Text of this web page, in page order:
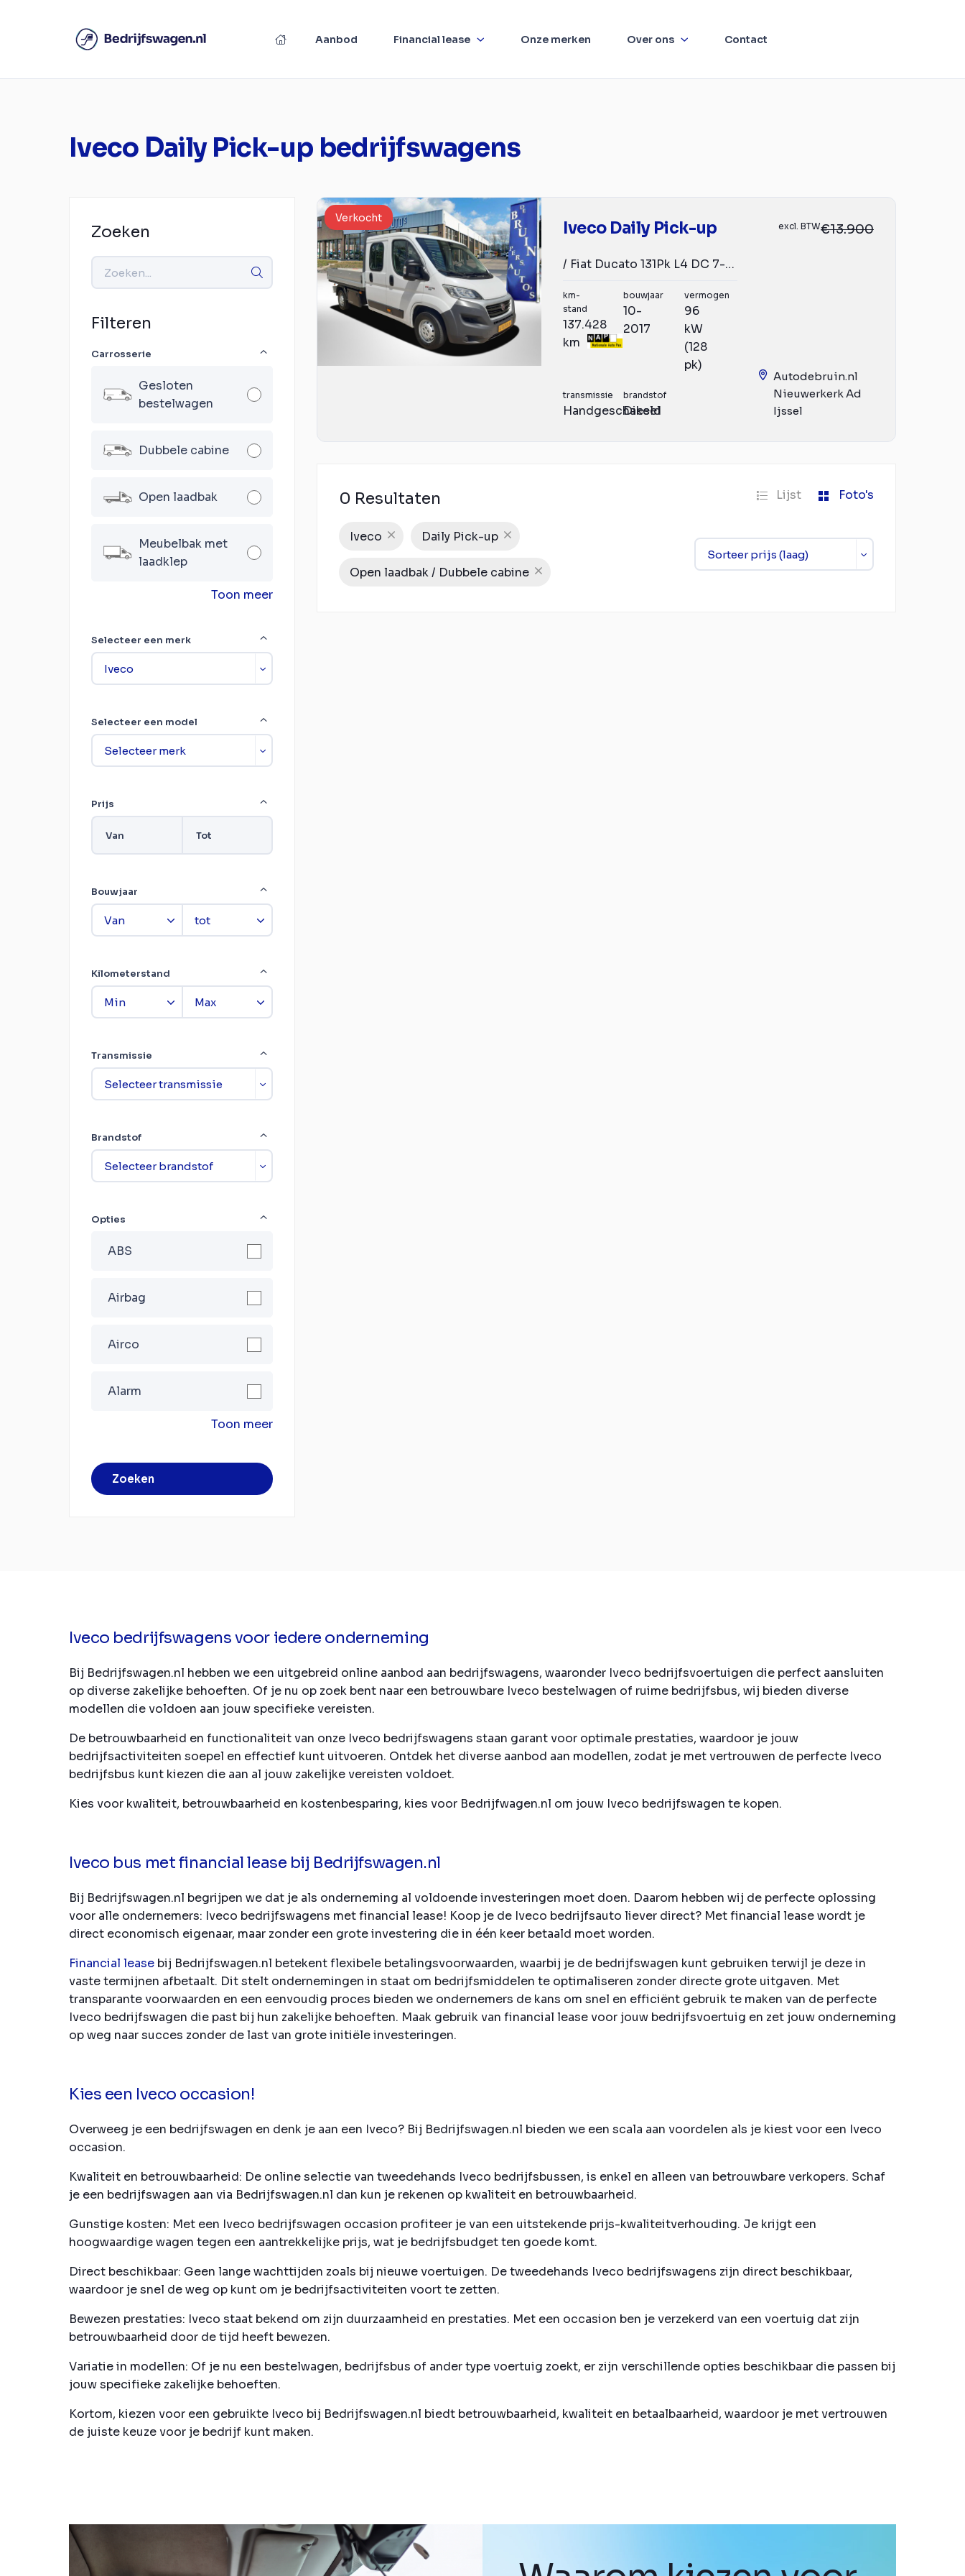
Aanbod Financial lease Onze merken Over ons Contact
Iveco Daily Pick-up bedrijfswagens
Zoeken
Filteren
Carrosserie
Gesloten
bestelwagen
Dubbele cabine
Open laadbak
Meubelbak met
laadklep
Toon meer
Selecteer een merk
Selecteer een model
Prijs
Van Tot
Bouwjaar
Kilometerstand
Transmissie
Brandstof
Opties
ABS
Airbag
Airco
Alarm
Toon meer
Zoeken
Verkocht
Iveco Daily Pick-up
/ Fiat Ducato 131Pk L4 DC 7-pers. Dubbelcabine Airco Trek...
excl. BTW€13.900
km-
stand
137.428
km
bouwjaar
10-
2017
vermogen
96
kW
(128
pk)
transmissie
Handgeschakeld
brandstof
Diesel
Autodebruin.nl
Nieuwerkerk Ad
Ijssel
0 Resultaten Lijst Foto's
Iveco Daily Pick-up
Open laadbak / Dubbele cabine
Iveco bedrijfswagens voor iedere onderneming
Bij Bedrijfswagen.nl hebben we een uitgebreid online aanbod aan bedrijfswagens, waaronder Iveco bedrijfsvoertuigen die perfect aansluiten
op diverse zakelijke behoeften. Of je nu op zoek bent naar een betrouwbare Iveco bestelwagen of ruime bedrijfsbus, wij bieden diverse
modellen die voldoen aan jouw specifieke vereisten.
De betrouwbaarheid en functionaliteit van onze Iveco bedrijfswagens staan garant voor optimale prestaties, waardoor je jouw
bedrijfsactiviteiten soepel en effectief kunt uitvoeren. Ontdek het diverse aanbod aan modellen, zodat je met vertrouwen de perfecte Iveco
bedrijfsbus kunt kiezen die aan al jouw zakelijke vereisten voldoet.
Kies voor kwaliteit, betrouwbaarheid en kostenbesparing, kies voor Bedrijfwagen.nl om jouw Iveco bedrijfswagen te kopen.
Iveco bus met financial lease bij Bedrijfswagen.nl
Bij Bedrijfswagen.nl begrijpen we dat je als onderneming al voldoende investeringen moet doen. Daarom hebben wij de perfecte oplossing
voor alle ondernemers: Iveco bedrijfswagens met financial lease! Koop je de Iveco bedrijfsauto liever direct? Met financial lease wordt je
direct economisch eigenaar, maar zonder een grote investering die in één keer betaald moet worden.
Financial lease bij Bedrijfswagen.nl betekent flexibele betalingsvoorwaarden, waarbij je de bedrijfswagen kunt gebruiken terwijl je deze in
vaste termijnen afbetaalt. Dit stelt ondernemingen in staat om bedrijfsmiddelen te optimaliseren zonder directe grote uitgaven. Met
transparante voorwaarden en een eenvoudig proces bieden we ondernemers de kans om snel en efficiënt gebruik te maken van de perfecte
Iveco bedrijfswagen die past bij hun zakelijke behoeften. Maak gebruik van financial lease voor jouw bedrijfsvoertuig en zet jouw onderneming
op weg naar succes zonder de last van grote initiële investeringen.
Kies een Iveco occasion!
Overweeg je een bedrijfswagen en denk je aan een Iveco? Bij Bedrijfswagen.nl bieden we een scala aan voordelen als je kiest voor een Iveco
occasion.
Kwaliteit en betrouwbaarheid: De online selectie van tweedehands Iveco bedrijfsbussen, is enkel en alleen van betrouwbare verkopers. Schaf
je een bedrijfswagen aan via Bedrijfswagen.nl dan kun je rekenen op kwaliteit en betrouwbaarheid.
Gunstige kosten: Met een Iveco bedrijfswagen occasion profiteer je van een uitstekende prijs-kwaliteitverhouding. Je krijgt een
hoogwaardige wagen tegen een aantrekkelijke prijs, wat je bedrijfsbudget ten goede komt.
Direct beschikbaar: Geen lange wachttijden zoals bij nieuwe voertuigen. De tweedehands Iveco bedrijfswagens zijn direct beschikbaar,
waardoor je snel de weg op kunt om je bedrijfsactiviteiten voort te zetten.
Bewezen prestaties: Iveco staat bekend om zijn duurzaamheid en prestaties. Met een occasion ben je verzekerd van een voertuig dat zijn
betrouwbaarheid door de tijd heeft bewezen.
Variatie in modellen: Of je nu een bestelwagen, bedrijfsbus of ander type voertuig zoekt, er zijn verschillende opties beschikbaar die passen bij
jouw specifieke zakelijke behoeften.
Kortom, kiezen voor een gebruikte Iveco bij Bedrijfswagen.nl biedt betrouwbaarheid, kwaliteit en betaalbaarheid, waardoor je met vertrouwen
de juiste keuze voor je bedrijf kunt maken.